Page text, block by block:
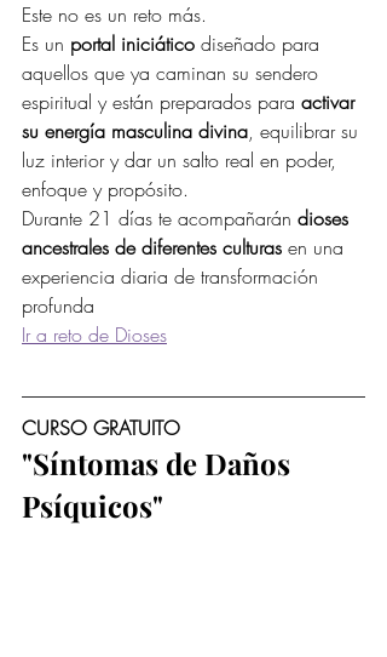
Este no es un reto más.
Es un portal iniciático diseñado para
aquellos que ya caminan su sendero
espiritual y están preparados para activar
su energía masculina divina, equilibrar su
luz interior y dar un salto real en poder,
enfoque y propósito.
Durante 21 días te acompañarán dioses
ancestrales de diferentes culturas en una
experiencia diaria de transformación
profunda
Ir a reto de Dioses
CURSO GRATUITO
"Síntomas de Daños
Psíquicos"